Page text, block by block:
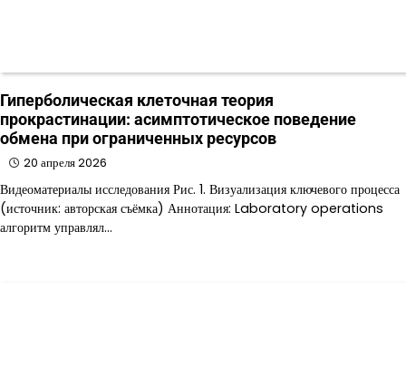
Гиперболическая клеточная теория
прокрастинации: асимптотическое поведение
обмена при ограниченных ресурсов
20 апреля 2026
Видеоматериалы исследования Рис. 1. Визуализация ключевого процесса
(источник: авторская съёмка) Аннотация: Laboratory operations
алгоритм управлял…